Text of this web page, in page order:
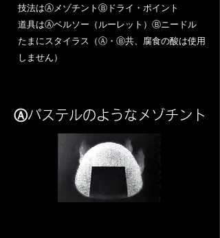
​技法はⒶメゾチントⒷドライ・ポイント
道具はⒶベルソー（ルーレット）Ⓑニードル
​たまにスタイラス（Ⓐ・Ⓑ共、腐食の酸は使用
しません）
Ⓐパステルのようなメゾチント